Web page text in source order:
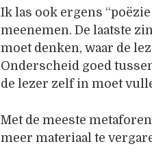
Ik las ook ergens
meenemen. De laatste
moet denken, waar de
Onderscheid goed
de lezer zelf in moet
Met de meeste
meer materiaal te